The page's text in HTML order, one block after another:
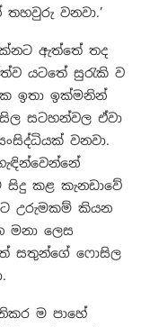
වනවා.’
ඇත්තේ තද
යටතේ සුරැකි ව
ඉතා ඉක්මනින්
සටහන්වල ඒවා
වනවා.
සිදු කළ කැනඩාවේ
උරුමකම් කියන
මනා ලෙස
සතුන්ගේ ෆොසිල
ම පාහේ